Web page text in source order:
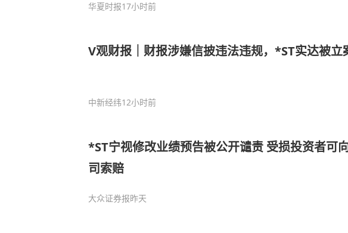
华夏时报17小时前
V观财报｜财报涉嫌信披违法违规，*ST实达被立
中新经纬12小时前
*ST宁视修改业绩预告被公开谴责 受损投资者可
司索赔
大众证券报昨天